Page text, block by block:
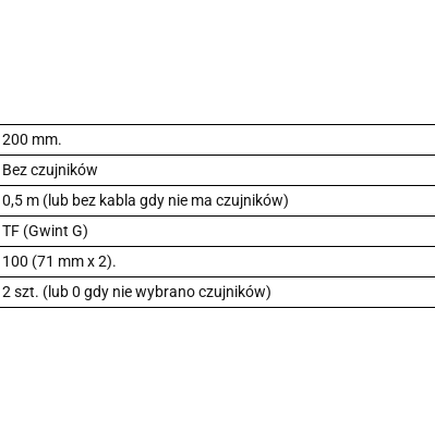
200 mm.
Bez czujników
0,5 m (lub bez kabla gdy nie ma czujników)
TF (Gwint G)
100 (71 mm x 2).
2 szt. (lub 0 gdy nie wybrano czujników)